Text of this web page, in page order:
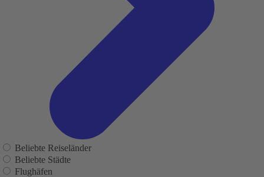
Beliebte Reiseländer
Beliebte Städte
Flughäfen